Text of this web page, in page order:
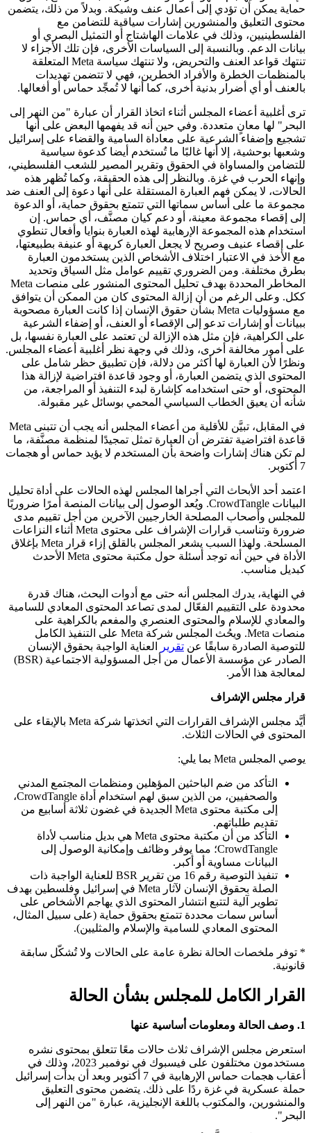
حماية يمكن أن تؤدي إلى أعمال عنف وشيكة. وبدلاً من ذلك، يتضمن
محتوى التعليق والمنشورين إشارات سياقية للتضامن مع
الفلسطينيين، وذلك في علامات الهاشتاج أو التمثيل البصري أو
بيانات الدعم. وبالنسبة إلى السياسات الأخرى، فإن تلك الأجزاء لا
تنتهك قواعد العنف والتحريض، ولا تنتهك سياسة Meta المتعلقة
بالمنظمات الخطرة والأفراد الخطرين، فهي لا تتضمن تهديدات
بالعنف أو أي أضرار بدنية أخرى، كما أنها لا تُمجِّد حماس أو أفعالها.
ترى أغلبية أعضاء المجلس أثناء اتخاذ القرار أن عبارة "من النهر إلى
البحر" لها معانٍ متعددة. وفي حين أنه قد يفهمها البعض على أنها
تشجيع وإضفاء الشرعية على معاداة السامية والقضاء على إسرائيل
وشعبها بوحشية، إلا أنها غالبًا ما تُستخدم أيضا كدعوة سياسية
للتضامن والمساواة في الحقوق وتقرير المصير للشعب الفلسطيني،
وإنهاء الحرب في غزة. وبالنظر إلى هذه الحقيقة، وكما تُظهر هذه
الحالات، لا يمكن فهم العبارة المستقلة على أنها دعوة إلى العنف ضد
مجموعة ما على أساس سماتها التي تتمتع بحقوق حماية، أو الدعوة
إلى إقصاء مجموعة معينة، أو دعم كيان مصنَّف، أي حماس. إن
استخدام هذه المجموعة الإرهابية لهذه العبارة بنوايا وأفعال تنطوي
على إقصاء عنيف وصريح لا يجعل العبارة كريهة أو عنيفة بطبيعتها،
مع الأخذ في الاعتبار اختلاف الأشخاص الذين يستخدمون العبارة
بطرق مختلفة. ومن الضروري تقييم عوامل مثل السياق وتحديد
المخاطر المحددة بهدف تحليل المحتوى المنشور على منصات Meta
ككل. وعلى الرغم من أن إزالة المحتوى كان من الممكن أن يتوافق
مع مسؤوليات Meta بشأن حقوق الإنسان إذا كانت العبارة مصحوبة
ببيانات أو إشارات تدعو إلى الإقصاء أو العنف، أو إضفاء الشرعية
على الكراهية، فإن مثل هذه الإزالة لن تعتمد على العبارة نفسها، بل
على أمور مخالفة أخرى، وذلك في وجهة نظر أغلبية أعضاء المجلس.
ونظرًا لأن العبارة لها أكثر من دلالة، فإن تطبيق حظر شامل على
المحتوى الذي يتضمن العبارة، أو وجود قاعدة افتراضية لإزالة هذا
المحتوى، أو حتى استخدامه كإشارة لبدء التنفيذ أو المراجعة، من
شأنه أن يعيق الخطاب السياسي المحمي بوسائل غير مقبولة.
في المقابل، تبيَّن للأقلية من أعضاء المجلس أنه يجب أن تتبنى Meta
قاعدة افتراضية تفترض أن العبارة تمثل تمجيدًا لمنظمة مصنَّفة، ما
لم تكن هناك إشارات واضحة بأن المستخدم لا يؤيد حماس أو هجمات
7 أكتوبر.
اعتمد أحد الأبحاث التي أجراها المجلس لهذه الحالات على أداة تحليل
البيانات CrowdTangle. ويُعد الوصول إلى بيانات المنصة أمرًا ضروريًا
للمجلس وأصحاب المصلحة الخارجيين الآخرين من أجل تقييم مدى
ضرورة وتناسب قرارات الإشراف على محتوى Meta أثناء النزاعات
المسلحة. ولهذا السبب يشعر المجلس بالقلق إزاء قرار Meta بإغلاق
الأداة في حين أنه توجد أسئلة حول مكتبة محتوى Meta الأحدث
كبديل مناسب.
في النهاية، يدرك المجلس أنه حتى مع أدوات البحث، هناك قدرة
محدودة على التقييم الفعّال لمدى تصاعد المحتوى المعادي للسامية
والمعادي للإسلام والمحتوى العنصري والمفعم بالكراهية على
منصات Meta. ويحُث المجلس شركة Meta على التنفيذ الكامل
للتوصية الصادرة سابقًا عن تقرير
العناية الواجبة بحقوق الإنسان
الصادر عن مؤسسة الأعمال من أجل المسؤولية الاجتماعية (BSR)
لمعالجة هذا الأمر.
قرار مجلس الإشراف
أيَّد مجلس الإشراف القرارات التي اتخذتها شركة Meta بالإبقاء على
المحتوى في الحالات الثلاث.
يوصي المجلس Meta بما يلي:
التأكد من ضم الباحثين المؤهلين ومنظمات المجتمع المدني
والصحفيين، من الذين سبق لهم استخدام أداة CrowdTangle،
إلى مكتبة محتوى Meta الجديدة في غضون ثلاثة أسابيع من
تقديم طلباتهم.
التأكد من أن مكتبة محتوى Meta هي بديل مناسب لأداة
CrowdTangle؛ مما يوفر وظائف وإمكانية الوصول إلى
البيانات مساوية أو أكبر.
تنفيذ التوصية رقم 16 من تقرير BSR للعناية الواجبة ذات
الصلة بحقوق الإنسان لآثار Meta في إسرائيل وفلسطين بهدف
تطوير آلية لتتبع انتشار المحتوى الذي يهاجم الأشخاص على
أساس سمات محددة تتمتع بحقوق حماية (على سبيل المثال،
المحتوى المعادي للسامية والإسلام والمثليين).
* توفر ملخصات الحالة نظرة عامة على الحالات ولا تُشكّل سابقة
قانونية.
القرار الكامل للمجلس بشأن الحالة
1. وصف الحالة ومعلومات أساسية عنها
استعرض مجلس الإشراف ثلاث حالات معًا تتعلق بمحتوى نشره
مستخدمون مختلفون على فيسبوك في نوفمبر 2023، وذلك في
أعقاب هجمات حماس الإرهابية في 7 أكتوبر وبعد أن بدأت إسرائيل
حملة عسكرية في غزة ردًا على ذلك. يتضمن محتوى التعليق
والمنشورين، والمكتوب باللغة الإنجليزية، عبارة "من النهر إلى
البحر".